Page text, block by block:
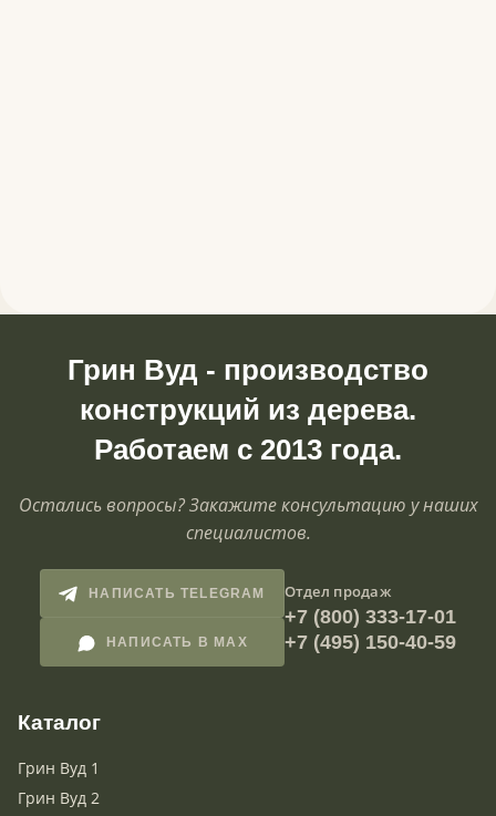
Грин Вуд - производство
конструкций из дерева.
Работаем с 2013 года.
Остались вопросы? Закажите консультацию у наших
специалистов.
НАПИСАТЬ TELEGRAM
НАПИСАТЬ В MAX
Отдел продаж
+7 (800) 333-17-01
+7 (495) 150-40-59
Каталог
Грин Вуд 1
Грин Вуд 2